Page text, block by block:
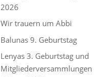
2026
Wir trauern um Abbi
Balunas 9. Geburtstag
Lenyas 3. Geburtstag und
Mitgliederversammlungen